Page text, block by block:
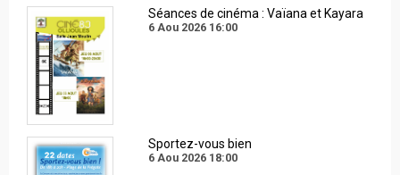
Séances de cinéma : Vaïana et Kayara
6 Aou 2026 16:00
Sportez-vous bien
6 Aou 2026 18:00